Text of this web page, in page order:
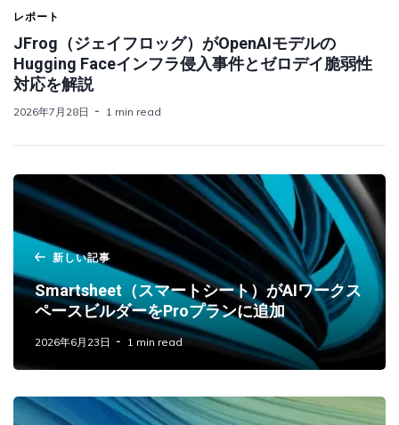
レポート
JFrog（ジェイフロッグ）がOpenAIモデルの
Hugging Faceインフラ侵入事件とゼロデイ脆弱性
対応を解説
2026年7月28日 1 min read
新しい記事
Smartsheet（スマートシート）がAIワークス
ペースビルダーをProプランに追加
2026年6月23日 1 min read